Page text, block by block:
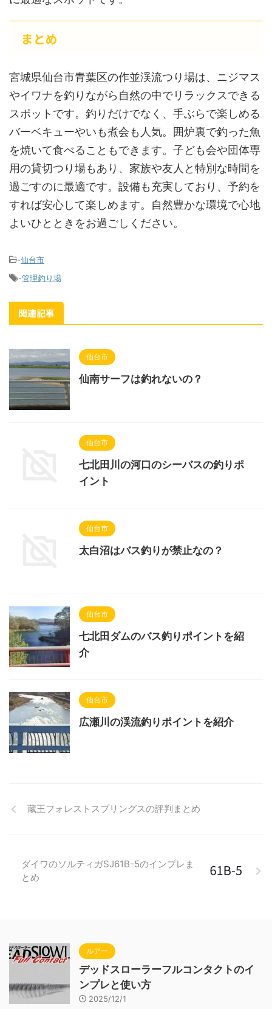
まとめ
宮城県仙台市青葉区の作並渓流つり場は、ニジマス
やイワナを釣りながら自然の中でリラックスできる
スポットです。釣りだけでなく、手ぶらで楽しめる
バーベキューやいも煮会も人気。囲炉裏で釣った魚
を焼いて食べることもできます。子ども会や団体専
用の貸切つり場もあり、家族や友人と特別な時間を
過ごすのに最適です。設備も充実しており、予約を
すれば安心して楽しめます。自然豊かな環境で心地
よいひとときをお過ごしください。
-仙台市
-管理釣り場
関連記事
仙台市
仙南サーフは釣れないの？
仙台市
七北田川の河口のシーバスの釣りポ
イント
仙台市
太白沼はバス釣りが禁止なの？
仙台市
七北田ダムのバス釣りポイントを紹
介
仙台市
広瀬川の渓流釣りポイントを紹介
蔵王フォレストスプリングスの評判まとめ
ダイワのソルティガSJ61B-5のインプレま
とめ
ルアー
デッドスローラーフルコンタクトのイ
ンプレと使い方
2025/12/1